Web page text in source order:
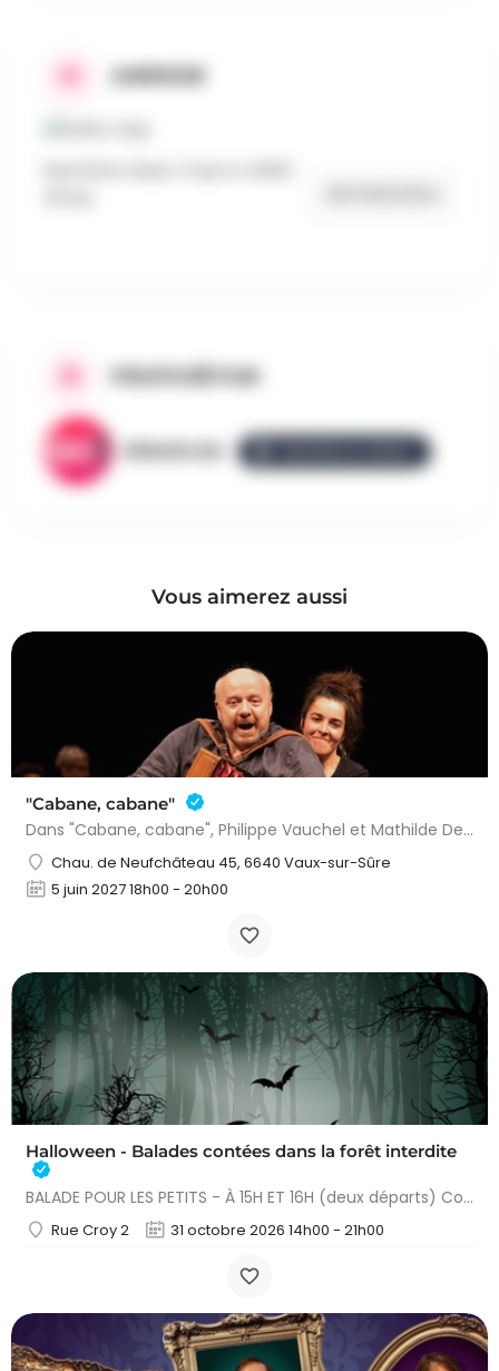
ADRESSE
PROPOSÉ PAR
Vous aimerez aussi
"Cabane, cabane"
Dans "Cabane, cabane", Philippe Vauchel et Mathilde Dedeurwaerdere nous emmènent dans un univers fait de…
Chau. de Neufchâteau 45, 6640 Vaux-sur-Sûre
5 juin 2027 18h00 - 20h00
Halloween - Balades contées dans la forêt interdite
BALADE POUR LES PETITS - À 15H ET 16H (deux départs) Conteuse : Raphaëlle Bouillon Venez fêter Halloween de…
Rue Croy 2 31 octobre 2026 14h00 - 21h00